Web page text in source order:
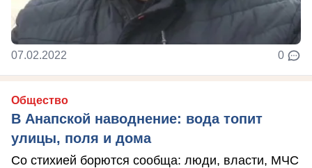
07.02.2022 0
Общество
В Анапской наводнение: вода топит
улицы, поля и дома
Со стихией борются сообща: люди, власти, МЧС